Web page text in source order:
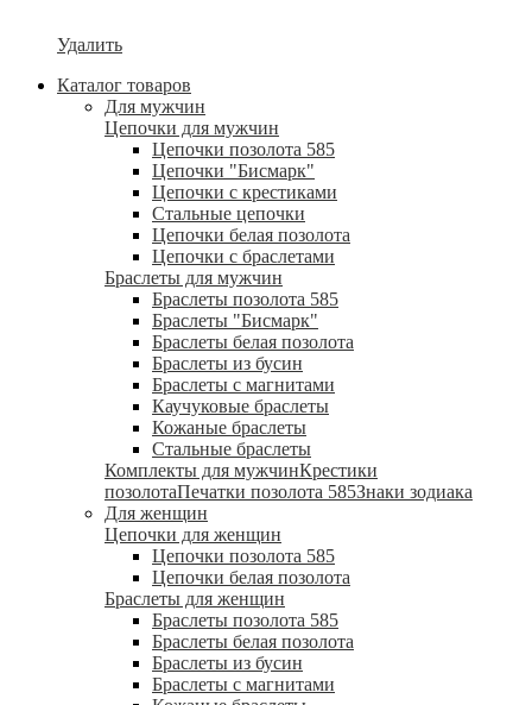
Удалить
Каталог товаров
Для мужчин
Цепочки для мужчин
Цепочки позолота 585
Цепочки "Бисмарк"
Цепочки с крестиками
Стальные цепочки
Цепочки белая позолота
Цепочки с браслетами
Браслеты для мужчин
Браслеты позолота 585
Браслеты "Бисмарк"
Браслеты белая позолота
Браслеты из бусин
Браслеты с магнитами
Каучуковые браслеты
Кожаные браслеты
Стальные браслеты
Комплекты для мужчинКрестики
позолотаПечатки позолота 585Знаки зодиака
Для женщин
Цепочки для женщин
Цепочки позолота 585
Цепочки белая позолота
Браслеты для женщин
Браслеты позолота 585
Браслеты белая позолота
Браслеты из бусин
Браслеты с магнитами